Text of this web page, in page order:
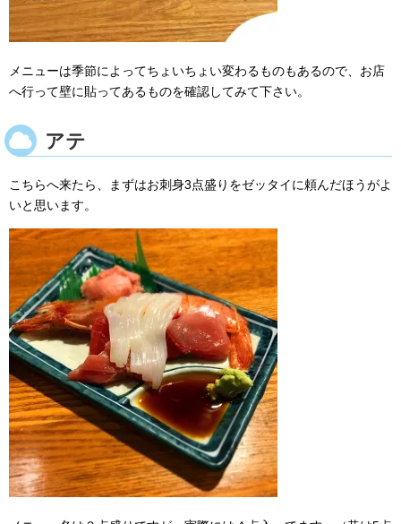
メニューは季節によってちょいちょい変わるものもあるので、お店
へ行って壁に貼ってあるものを確認してみて下さい。
アテ
こちらへ来たら、まずはお刺身3点盛りをゼッタイに頼んだほうがよ
いと思います。